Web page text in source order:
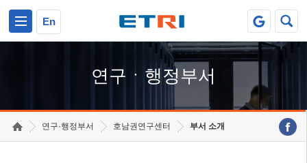
En
연구ㆍ행정부서
연구·행정부서 호남권연구센터 부서 소개